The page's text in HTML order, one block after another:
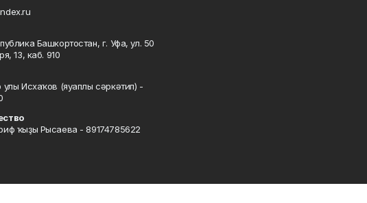
Башкортостан, г. Уфа, ул. 50
13, каб. 910
улы Исхаҡов (яуаплы сәркәтип) -
ҡыҙы Рысаева - 89174785622